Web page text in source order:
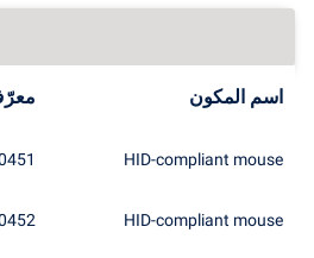
اسم المكون
HID-compliant mouse
HID-compliant mouse